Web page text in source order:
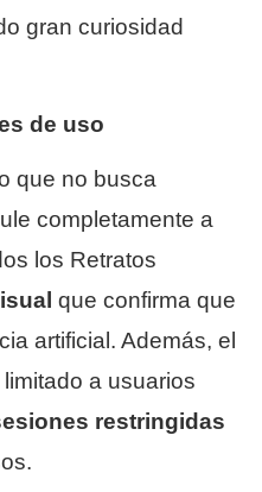
gran curiosidad
de uso
que no busca
completamente a
los Retratos
que confirma que
artificial. Además, el
a usuarios
restringidas